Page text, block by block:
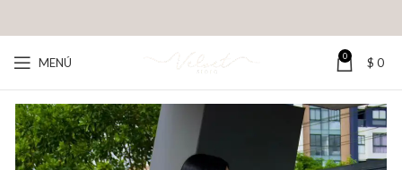
MENÚ 0 $ 0